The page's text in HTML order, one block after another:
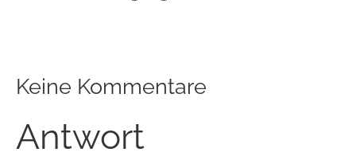
Keine Kommentare
Antwort